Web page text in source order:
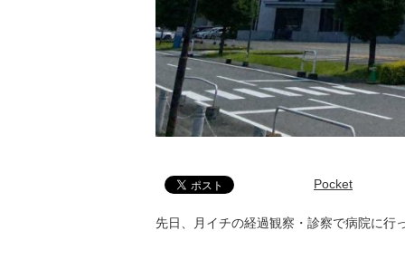
Pocket
先日、月イチの経過観察・診察で病院に行